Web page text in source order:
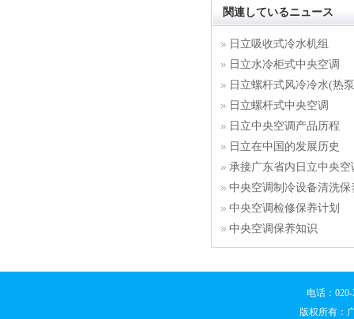
関連しているニュース
日立吸收式冷水机组
日立水冷柜式中央空调
日立螺杆式风冷冷水(热
日立螺杆式中央空调
日立中央空调产品历程
日立在中国的发展历史
承接广东省内日立中央
中央空调制冷设备清洗保
中央空调检修保养计划
中央空调保养知识
电话：
版权所有：